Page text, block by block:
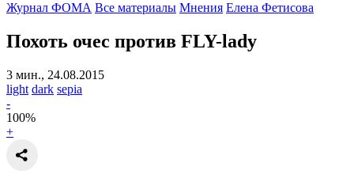
Журнал ФОМА Все материалы Мнения Елена Фетисова
Похоть очес против FLY-lady
3 мин., 24.08.2015
light dark sepia
-
100%
+